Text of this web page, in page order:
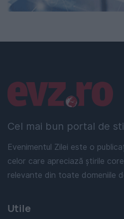
Cel mai bun portal de
Evenimentul Zilei este o
celor care apreciază știrile
relevante din toate domeniile
Linkuri utile
Utile